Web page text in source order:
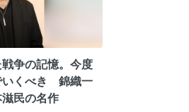
争の記憶。今度
いくべき 錦織一
民の名作